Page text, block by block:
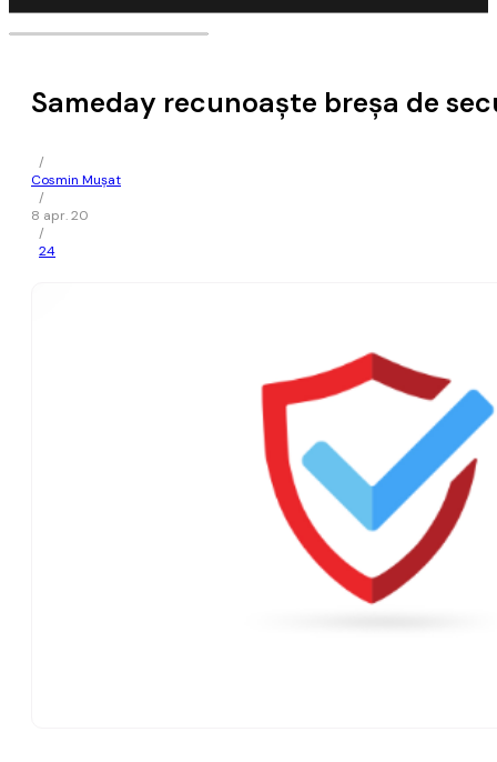
Sameday recunoaşte breşa de
/
Cosmin Mușat
/
8 apr. 20
/
24